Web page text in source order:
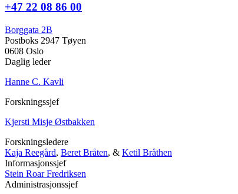
+47 22 08 86 00
Borggata 2B
Postboks 2947 Tøyen
0608 Oslo
Daglig leder
Hanne C. Kavli
Forskningssjef
Kjersti Misje Østbakken
Forskningsledere
Kaja Reegård, Beret Bråten, & Ketil Bråthen
Informasjonssjef
Stein Roar Fredriksen
Administrasjonssjef